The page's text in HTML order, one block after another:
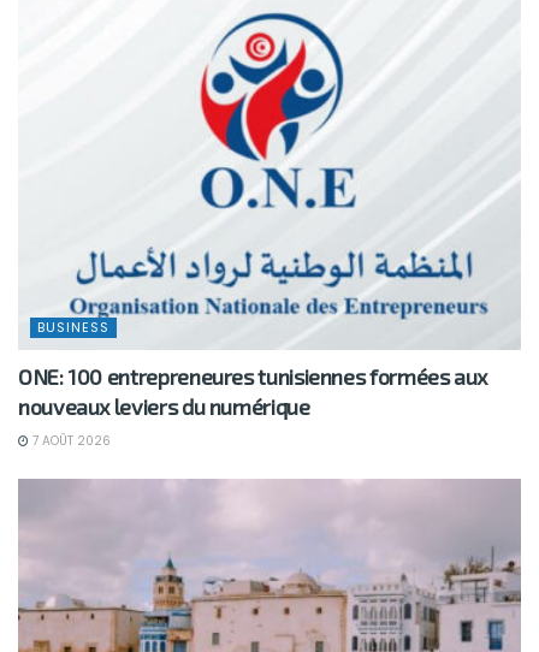
BUSINESS
ONE: 100 entrepreneures tunisiennes formées aux
nouveaux leviers du numérique
7 AOÛT 2026